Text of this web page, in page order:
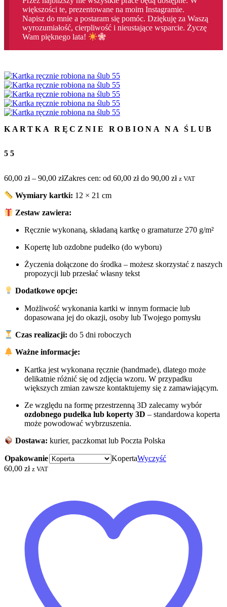
większości te, prezentowane na moim Instagramie.
Napisz do mnie a postaram się pomóc. Dziękuję za Waszą
wyrozumiałość, cierpliwość i nieustające wsparcie. Życzę
Wam pięknego lata!
KARTKA RĘCZNIE ROBIONA NA ŚLUB
55
60,00 zł – 90,00 złZakres cen: od 60,00 zł do 90,00 zł z VAT
Wymiary kartki: 12 × 21 cm
Zestaw zawiera:
Ręcznie wykonaną, składaną kartkę o gramaturze 270 g/m²
Kopertę lub ozdobne pudełko (do wyboru)
Życzenia dołączone do środka – możesz skorzystać z naszych
propozycji lub przesłać własny tekst
Dodatkowe opcje:
Możliwość wykonania kartki w innym formacie lub
dopasowana jej do okazji, osoby lub Twojego pomysłu
Czas realizacji: do 5 dni roboczych
Ważne informacje:
Kartka jest wykonana ręcznie (handmade), dlatego może
delikatnie różnić się od zdjęcia wzoru. W przypadku
większych zmian zawsze kontaktujemy się z zamawiającym.
Ze względu na formę przestrzenną 3D zalecamy wybór
ozdobnego pudełka lub koperty 3D – standardowa koperta
może powodować wybrzuszenia.
Dostawa: kurier, paczkomat lub Poczta Polska
Opakowanie KopertaWyczyść
60,00 zł z VAT